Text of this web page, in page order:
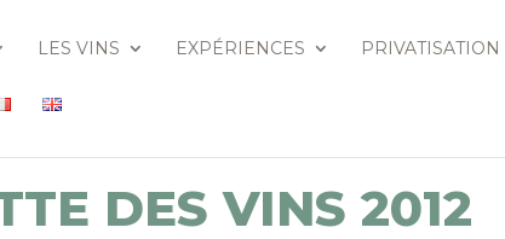
LES VINS EXPÉRIENCES PRIVATISATION
DES VINS 2012